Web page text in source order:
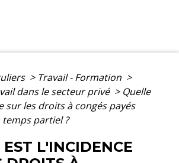
> Travail - Formation >
dans le secteur privé > Quelle
sur les droits à congés payés
partiel ?
L'INCIDENCE